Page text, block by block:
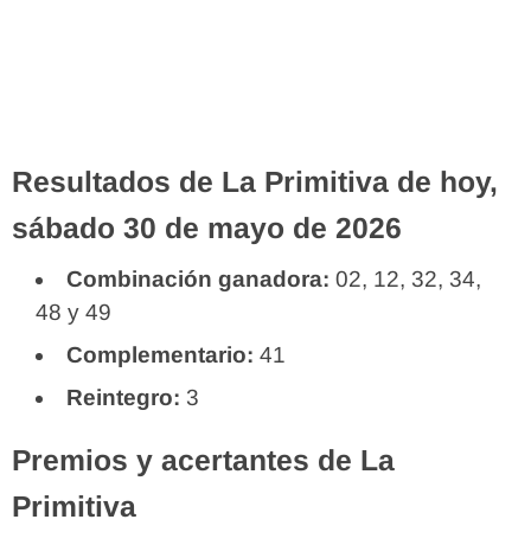
Resultados de La Primitiva de hoy,
sábado 30 de mayo de 2026
Combinación ganadora: 02, 12, 32, 34,
48 y 49
Complementario: 41
Reintegro: 3
Premios y acertantes de La
Primitiva